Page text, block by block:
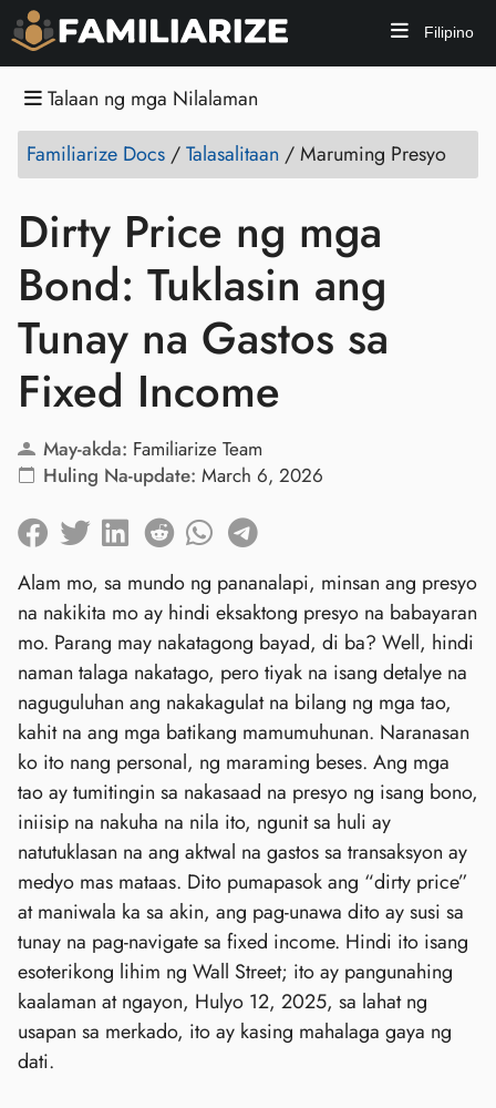
Filipino
Talaan ng mga Nilalaman
Familiarize Docs /Talasalitaan /Maruming Presyo
Dirty Price ng mga
Bond: Tuklasin ang
Tunay na Gastos sa
Fixed Income
May-akda: Familiarize Team
Huling Na-update: March 6, 2026
Alam mo, sa mundo ng pananalapi, minsan ang presyo
na nakikita mo ay hindi eksaktong presyo na babayaran
mo. Parang may nakatagong bayad, di ba? Well, hindi
naman talaga nakatago, pero tiyak na isang detalye na
naguguluhan ang nakakagulat na bilang ng mga tao,
kahit na ang mga batikang mamumuhunan. Naranasan
ko ito nang personal, ng maraming beses. Ang mga
tao ay tumitingin sa nakasaad na presyo ng isang bono,
iniisip na nakuha na nila ito, ngunit sa huli ay
natutuklasan na ang aktwal na gastos sa transaksyon ay
medyo mas mataas. Dito pumapasok ang “dirty price”
at maniwala ka sa akin, ang pag-unawa dito ay susi sa
tunay na pag-navigate sa fixed income. Hindi ito isang
esoterikong lihim ng Wall Street; ito ay pangunahing
kaalaman at ngayon, Hulyo 12, 2025, sa lahat ng
usapan sa merkado, ito ay kasing mahalaga gaya ng
dati.